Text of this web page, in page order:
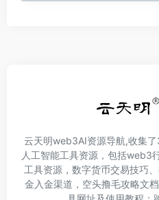
云天明web3AI资源导航,收集
人工智能工具资源，包括web3
工具资源，数字货币交易技巧
金入金渠道，空头撸毛攻略文